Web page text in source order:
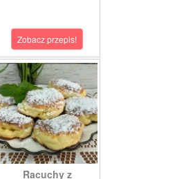
Zobacz przepis!
Racuchy z